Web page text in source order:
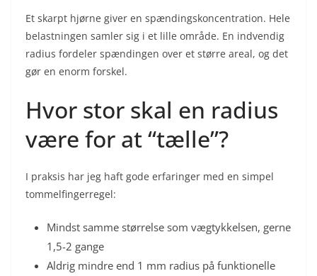
Et skarpt hjørne giver en spændingskoncentration. Hele
belastningen samler sig i et lille område. En indvendig
radius fordeler spændingen over et større areal, og det
gør en enorm forskel.
Hvor stor skal en radius
være for at “tælle”?
I praksis har jeg haft gode erfaringer med en simpel
tommelfingerregel:
Mindst samme størrelse som vægtykkelsen, gerne
1,5-2 gange
Aldrig mindre end 1 mm radius på funktionelle